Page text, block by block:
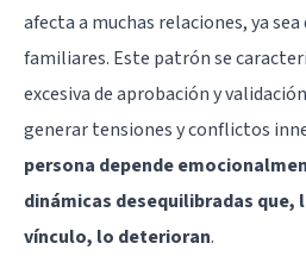
afecta a muchas relaciones, ya
familiares. Este patrón se
excesiva de aprobación y
generar tensiones y conflictos
persona depende
dinámicas desequilibradas
vínculo, lo deterioran.